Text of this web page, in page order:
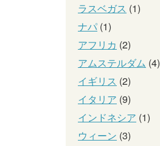
ラスベガス (1)
ナパ (1)
アフリカ (2)
アムステルダム (4)
イギリス (2)
イタリア (9)
インドネシア (1)
ウィーン (3)